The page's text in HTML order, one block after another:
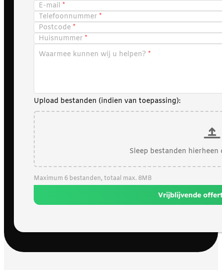
E-mail
Telefoonnummer
Postcode
Huisnummer
Waarmee kunnen wij u helpen?
Upload bestanden (indien van toepassing):
Sleep bestanden
Maximum 6 bestanden, totaal max. 8MB
Vrijblijvende